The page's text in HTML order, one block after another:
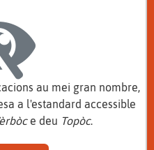
au mei gran nombre,
a l'estandard accessible
e deu Topòc.